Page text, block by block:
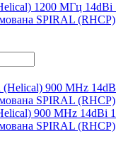
1200 МГц 14dBi
SPIRAL (RHCP)
900 MHz 14dBi
SPIRAL (RHCP)